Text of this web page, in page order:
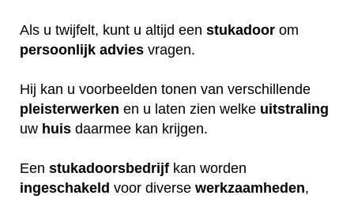
Als u twijfelt, kunt u altijd een stukadoor om
persoonlijk advies vragen.
Hij kan u voorbeelden tonen van verschillende
pleisterwerken en u laten zien welke uitstraling
uw huis daarmee kan krijgen.
Een stukadoorsbedrijf kan worden
ingeschakeld voor diverse werkzaamheden,